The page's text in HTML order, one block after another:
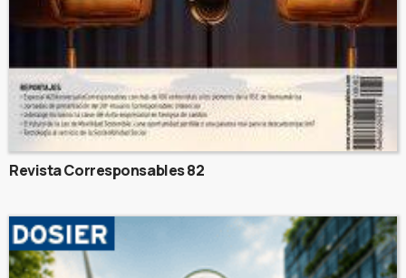
Revista Corresponsables 82